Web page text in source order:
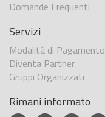
Domande Frequenti
Servizi
Modalità di Pagamento
Diventa Partner
Gruppi Organizzati
Rimani informato